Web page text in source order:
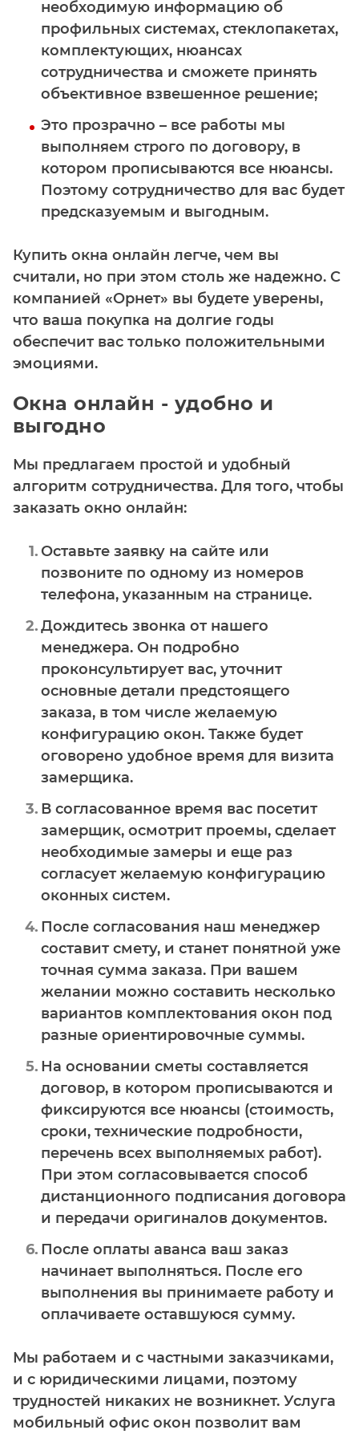
необходимую информацию об
профильных системах, стеклопакетах,
комплектующих, нюансах
сотрудничества и сможете принять
объективное взвешенное решение;
Это прозрачно – все работы мы
выполняем строго по договору, в
котором прописываются все нюансы.
Поэтому сотрудничество для вас будет
предсказуемым и выгодным.
Купить окна онлайн легче, чем вы
считали, но при этом столь же надежно. С
компанией «Орнет» вы будете уверены,
что ваша покупка на долгие годы
обеспечит вас только положительными
эмоциями.
Окна онлайн - удобно и
выгодно
Мы предлагаем простой и удобный
алгоритм сотрудничества. Для того, чтобы
заказать окно онлайн:
Оставьте заявку на сайте или
позвоните по одному из номеров
телефона, указанным на странице.
Дождитесь звонка от нашего
менеджера. Он подробно
проконсультирует вас, уточнит
основные детали предстоящего
заказа, в том числе желаемую
конфигурацию окон. Также будет
оговорено удобное время для визита
замерщика.
В согласованное время вас посетит
замерщик, осмотрит проемы, сделает
необходимые замеры и еще раз
согласует желаемую конфигурацию
оконных систем.
После согласования наш менеджер
составит смету, и станет понятной уже
точная сумма заказа. При вашем
желании можно составить несколько
вариантов комплектования окон под
разные ориентировочные суммы.
На основании сметы составляется
договор, в котором прописываются и
фиксируются все нюансы (стоимость,
сроки, технические подробности,
перечень всех выполняемых работ).
При этом согласовывается способ
дистанционного подписания договора
и передачи оригиналов документов.
После оплаты аванса ваш заказ
начинает выполняться. После его
выполнения вы принимаете работу и
оплачиваете оставшуюся сумму.
Мы работаем и с частными заказчиками,
и с юридическими лицами, поэтому
трудностей никаких не возникнет. Услуга
мобильный офис окон позволит вам